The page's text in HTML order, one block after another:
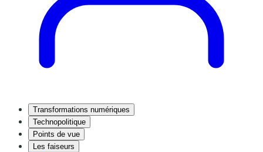
Transformations numériques
Technopolitique
Points de vue
Les faiseurs